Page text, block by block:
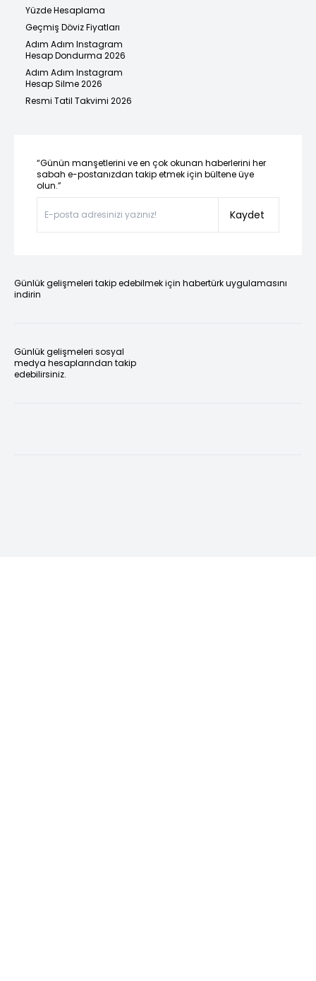
Yüzde Hesaplama
Geçmiş Döviz Fiyatları
Adım Adım Instagram
Hesap Dondurma 2026
Adım Adım Instagram
Hesap Silme 2026
Resmi Tatil Takvimi 2026
“Günün manşetlerini ve en çok okunan haberlerini her
sabah e-postanızdan takip etmek için bültene üye
olun.”
Kaydet
Günlük gelişmeleri takip edebilmek için habertürk uygulamasını
indirin
Günlük gelişmeleri sosyal
medya hesaplarından takip
edebilirsiniz.